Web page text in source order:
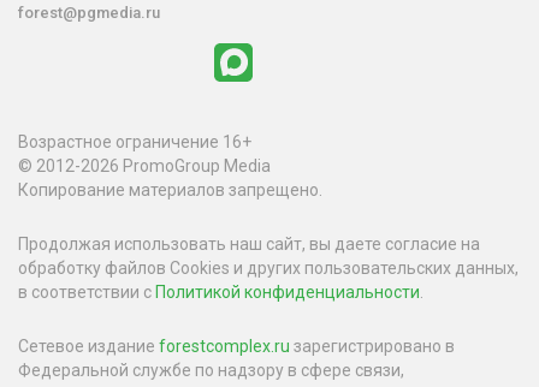
forest@pgmedia.ru
Возрастное ограничение 16+
© 2012-2026 PromoGroup Media
Копирование материалов запрещено.
Продолжая использовать наш сайт, вы даете согласие на
обработку файлов Cookies и других пользовательских данных,
в соответствии с Политикой конфиденциальности
Сетевое издание forestcomplex.ru зарегистрировано в
Федеральной службе по надзору в сфере связи,